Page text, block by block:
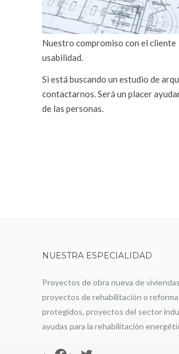
Nuestro compromiso con el
usabilidad.
Si está buscando un estudio de
contactarnos. Será un placer
de las personas.
NUESTRA ESPECIALIDAD
Proyectos de obra nueva de
proyectos de rehabilitación o
protegidos, proyectos del sector
ayudas para la rehabilitación